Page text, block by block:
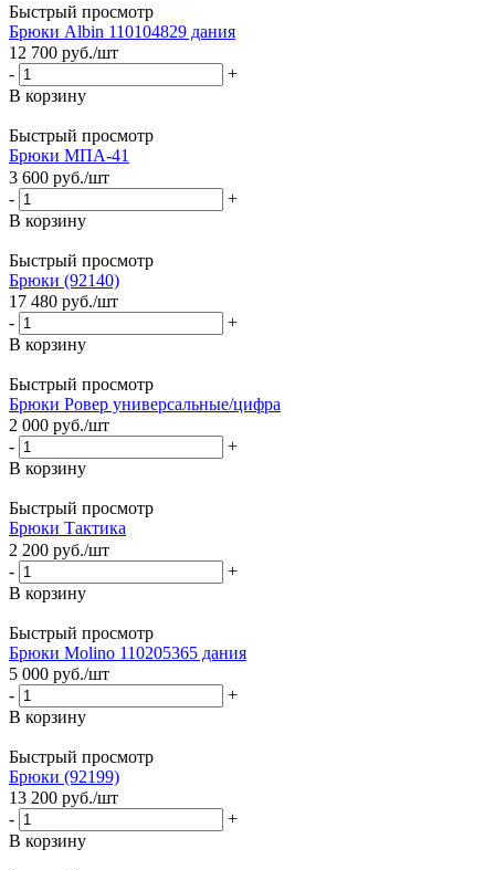
Быстрый просмотр
Брюки Albin 110104829 дания
12 700 руб./шт
-
+
В корзину
Быстрый просмотр
Брюки МПА-41
3 600 руб./шт
-
+
В корзину
Быстрый просмотр
Брюки (92140)
17 480 руб./шт
-
+
В корзину
Быстрый просмотр
Брюки Ровер универсальные/цифра
2 000 руб./шт
-
+
В корзину
Быстрый просмотр
Брюки Тактика
2 200 руб./шт
-
+
В корзину
Быстрый просмотр
Брюки Molino 110205365 дания
5 000 руб./шт
-
+
В корзину
Быстрый просмотр
Брюки (92199)
13 200 руб./шт
-
+
В корзину